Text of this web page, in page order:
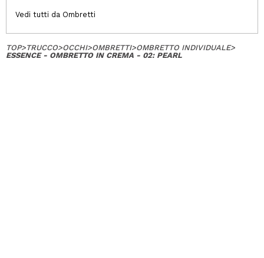
Vedi tutti da Ombretti
TOP>TRUCCO>OCCHI>OMBRETTI>OMBRETTO INDIVIDUALE>
ESSENCE - OMBRETTO IN CREMA - 02: PEARL